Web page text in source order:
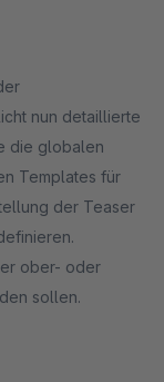
nun detaillierte
die globalen
Templates für
der Teaser
ober- oder
sollen.